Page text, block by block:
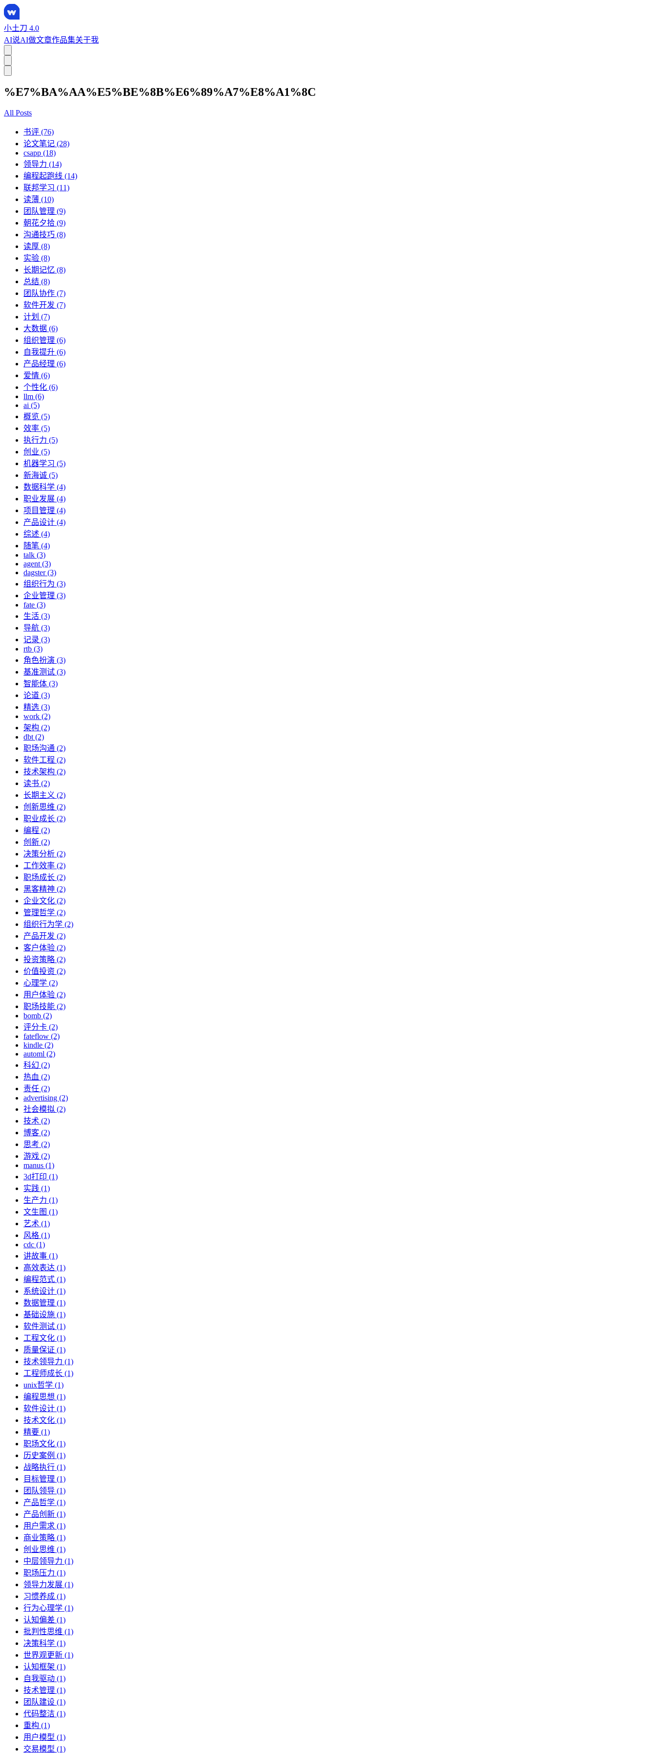
小土刀 4.0
AI说AI做文章作品集关于我
%E7%BA%AA%E5%BE%8B%E6%89%A7%E8%A1%8C
All Posts
书评 (76)
论文笔记 (28)
csapp (18)
领导力 (14)
编程起跑线 (14)
联邦学习 (11)
读薄 (10)
团队管理 (9)
朝花夕拾 (9)
沟通技巧 (8)
读厚 (8)
实验 (8)
长期记忆 (8)
总结 (8)
团队协作 (7)
软件开发 (7)
计划 (7)
大数据 (6)
组织管理 (6)
自我提升 (6)
产品经理 (6)
爱情 (6)
个性化 (6)
llm (6)
ai (5)
概览 (5)
效率 (5)
执行力 (5)
创业 (5)
机器学习 (5)
新海诚 (5)
数据科学 (4)
职业发展 (4)
项目管理 (4)
产品设计 (4)
综述 (4)
随笔 (4)
talk (3)
agent (3)
dagster (3)
组织行为 (3)
企业管理 (3)
fate (3)
生活 (3)
导航 (3)
记录 (3)
rtb (3)
角色扮演 (3)
基准测试 (3)
智能体 (3)
论道 (3)
精选 (3)
work (2)
架构 (2)
dbt (2)
职场沟通 (2)
软件工程 (2)
技术架构 (2)
读书 (2)
长期主义 (2)
创新思维 (2)
职业成长 (2)
编程 (2)
创新 (2)
决策分析 (2)
工作效率 (2)
职场成长 (2)
黑客精神 (2)
企业文化 (2)
管理哲学 (2)
组织行为学 (2)
产品开发 (2)
客户体验 (2)
投资策略 (2)
价值投资 (2)
心理学 (2)
用户体验 (2)
职场技能 (2)
bomb (2)
评分卡 (2)
fateflow (2)
kindle (2)
automl (2)
科幻 (2)
热血 (2)
责任 (2)
advertising (2)
社会模拟 (2)
技术 (2)
博客 (2)
思考 (2)
游戏 (2)
manus (1)
3d打印 (1)
实践 (1)
生产力 (1)
文生图 (1)
艺术 (1)
风格 (1)
cdc (1)
讲故事 (1)
高效表达 (1)
编程范式 (1)
系统设计 (1)
数据管理 (1)
基础设施 (1)
软件测试 (1)
工程文化 (1)
质量保证 (1)
技术领导力 (1)
工程师成长 (1)
unix哲学 (1)
编程思想 (1)
软件设计 (1)
技术文化 (1)
精要 (1)
职场文化 (1)
历史案例 (1)
战略执行 (1)
目标管理 (1)
团队领导 (1)
产品哲学 (1)
产品创新 (1)
用户需求 (1)
商业策略 (1)
创业思维 (1)
中层领导力 (1)
职场压力 (1)
领导力发展 (1)
习惯养成 (1)
行为心理学 (1)
认知偏差 (1)
批判性思维 (1)
决策科学 (1)
世界观更新 (1)
认知框架 (1)
自我驱动 (1)
技术管理 (1)
团队建设 (1)
代码整洁 (1)
重构 (1)
用户模型 (1)
交易模型 (1)